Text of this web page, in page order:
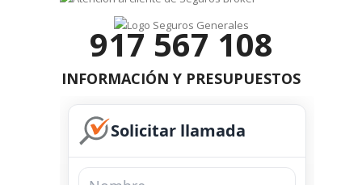
917 567 108
INFORMACIÓN Y PRESUPUESTOS